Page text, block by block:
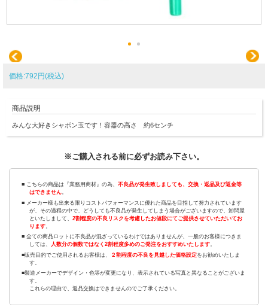
価格:792円(税込)
商品説明
みんな大好きシャボン玉です！容器の高さ 約6センチ
※ご購入される前に必ずお読み下さい。
■ こちらの商品は『業務用商材』の為、 不良品が発生致しましても、交換・返品及び返金等
はできません。
■ メーカー様も出来る限りコストパフォーマンスに優れた商品を目指して努力されています
が、その過程の中で、どうしても不良品が発生してしまう場合がございますので、卸問屋
といたしまして、2割程度の不良リスクを考慮したお値段にてご提供させていただいてお
ります
■ 全ての商品ロットに不良品が混ざっているわけではありませんが、一般のお客様につきま
しては、 人数分の個数ではなく2割程度多めのご発注をおすすめいたします。
■販売目的でご使用されるお客様は、
２割程度の不良を見越した価格設定をお勧めいたしま
す。
■製造メーカーでデザイン・色等が変更になり、表示されている写真と異なることがございま
す。
これらの理由で、返品交換はできませんのでご了承ください。